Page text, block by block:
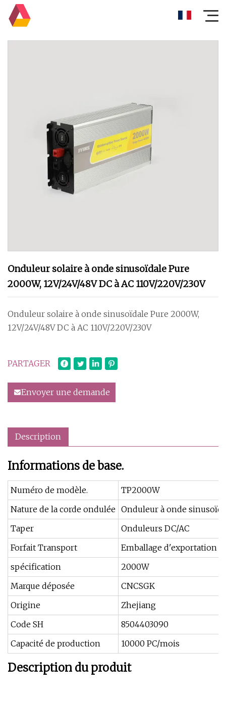
Onduleur solaire à onde sinusoïdale Pure
2000W, 12V/24V/48V DC à AC 110V/220V/230V
Onduleur solaire à onde sinusoïdale Pure 2000W,
12V/24V/48V DC à AC 110V/220V/230V
PARTAGER
Envoyer une demande
Description
Informations de base.
Numéro de modèle.
TP2000W
Nature de la corde ondulée Onduleur à onde
Taper
Onduleurs DC/AC
Forfait Transport
Emballage d'exportation
spécification
2000W
Marque déposée
CNCSGK
Origine
Zhejiang
Code SH
8504403090
Capacité de production
10000 PC/mois
Description du produit